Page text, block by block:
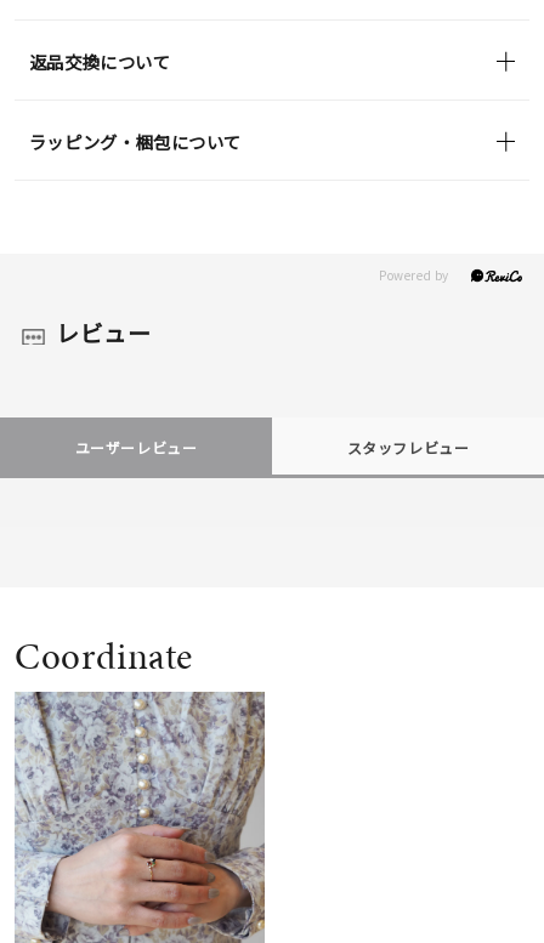
返品交換について
ラッピング・梱包について
レビュー
ユーザーレビュー スタッフレビュー
Coordinate